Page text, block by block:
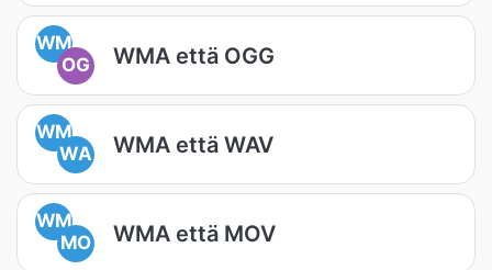
WM
OG
WMA että OGG
WM
WA
WMA että WAV
WM
MO
WMA että MOV